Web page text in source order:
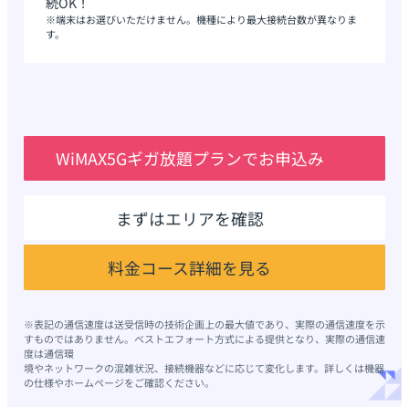
※端末はお選びいただけません。機種により最大接続台数が異なりま
す。
WiMAX5Gギガ放題プランでお申込み
まずはエリアを確認
料金コース詳細を見る
※表記の通信速度は送受信時の技術企画上の最大値であり、実際の通信速度を示
すものではありません。ベストエフォート方式による提供となり、実際の通信速
度は通信環
境やネットワークの混雑状況、接続機器などに応じて変化します。詳しくは機器
の仕様やホームページをご確認ください。